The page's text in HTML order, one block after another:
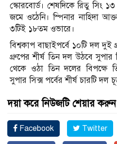
স্কোরবোর্ড। শেষদিকে রিতু সিং
জমে ওঠেনি। স্পিনার নাহিদা
৩টিই ১৮তম ওভারে।
বিশ্বকাপ বাছাইপর্বে ১০টি দল দুই
গ্রুপের শীর্ষ তিন দল উঠবে সুপার
থেকে ওঠা তিন দলের বিপক্ষে
সুপার সিক্স পর্বের শীর্ষ চারটি দল
দয়া করে নিউজটি শেয়ার
Facebook Twitter